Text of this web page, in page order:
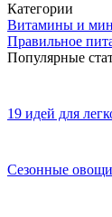
Категории
Витамины и
Правильное
Популярные
19 идей для
Сезонные